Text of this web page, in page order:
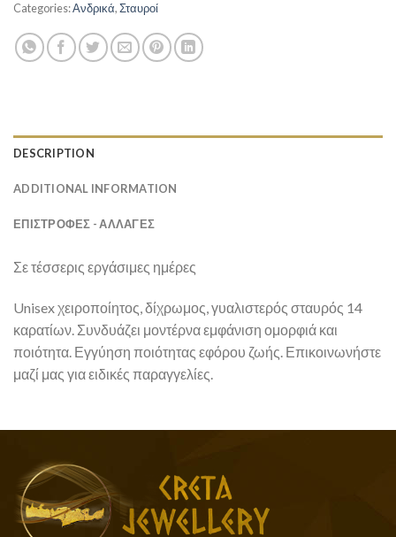
Categories:Ανδρικά,Σταυροί
DESCRIPTION
ADDITIONAL INFORMATION
ΕΠΙΣΤΡΟΦΕΣ - ΑΛΛΑΓΕΣ
Σε τέσσερις εργάσιμες ημέρες
Unisex χειροποίητος, δίχρωμος, γυαλιστερός σταυρός 14
καρατίων. Συνδυάζει μοντέρνα εμφάνιση ομορφιά και
ποιότητα. Εγγύηση ποιότητας εφόρου ζωής. Επικοινωνήστε
μαζί μας για ειδικές παραγγελίες.